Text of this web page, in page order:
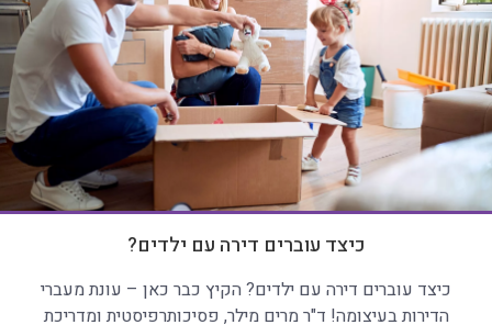
כיצד עוברים דירה עם ילדים?
כיצד עוברים דירה עם ילדים? הקיץ כבר כאן – עונת מעברי
הדירות בעיצומה! ד"ר מרים מילר, פסיכותרפיסטית ומדריכת